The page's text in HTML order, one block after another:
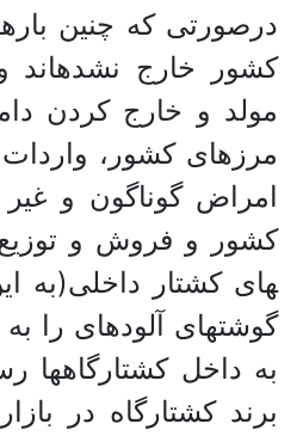
درصورتی که چنین
کشور خارج نشده­اند
مولد و خارج کردن
مرز­های کشور،
امراض گوناگون و
های کشتار داخلی(به
گوشت­های آلوده­ای را
به داخل کشتارگاه­ها
برند کشتارگاه در